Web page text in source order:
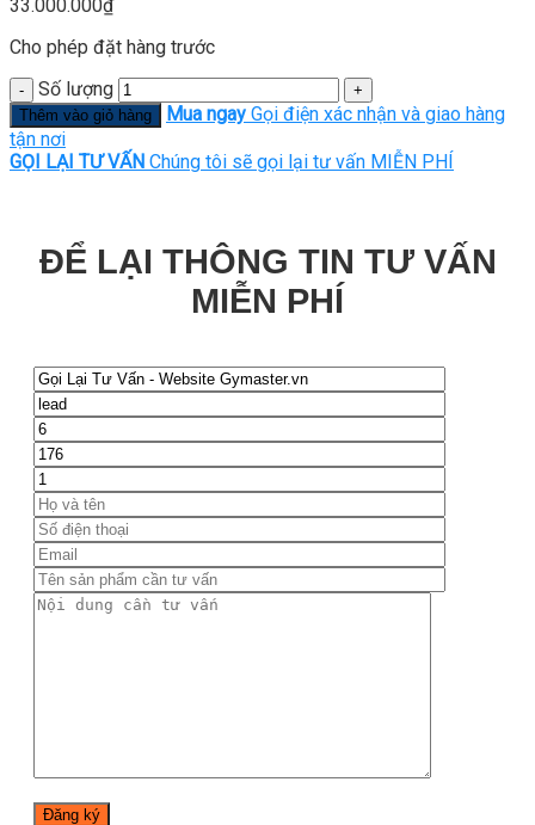
33.000.000₫
Cho phép đặt hàng trước
Số lượng
Thêm vào giỏ hàng Mua ngay Gọi điện xác nhận và giao hàng
tận nơi
GỌI LẠI TƯ VẤN Chúng tôi sẽ gọi lại tư vấn MIỄN PHÍ
ĐỂ LẠI THÔNG TIN TƯ VẤN
MIỄN PHÍ